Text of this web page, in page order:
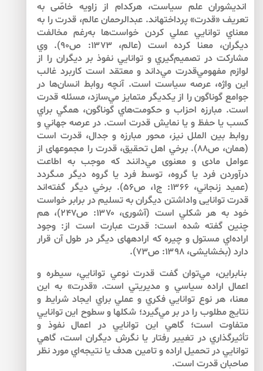
انديشوران علم سياست، هركدام از زاويه خاصّى به
‌تعريف «قدرت» پرداخته‏اند. عبدالرحمان عالم، قدرت را به
‌معناي توانايي عملي كردن خواست‌ها به‌رغم مخالفت
ديگران، معنا كرده است (عالم، ۱۳۷۳: ص۹۰). وي
مشاركت در تصميم‌گيري و توانايي نفوذ بر ديگران را از
لوازم مفهومي‌قدرت مي‌داند و معتقد است كاربرد غالب
اين واژه، عرصه سياست است. آنچه روابط انسان‌ها در
جوامع گوناگون را از يكديگر متمايز مي‌سازد، مسئله قدرت
است. مبارزه احزاب و حكومت‌هاي گوناگون، همگي براي
كسب يا حفظ و يا نمايش قدرت است. در عرصه جهاني و
روابط بين الملل نيز، محور مبارزه و جدال، قدرت است
(همان، ص۸۸). برخي اهل تحقيق، قدرت را مجموعه‏اى از
عوامل مادى و معنوى مي‌دانند كه موجب به ‌‏اطاعت
درآوردن فرد يا گروه، توسط فرد يا گروه ديگر مى‏گردد
(عميد زنجاني، ۱۳۶۶: ج۱، ص۵۶). برخي ديگر گفته‌اند
قدرت توانايى واداشتن ديگران به ‌تسليم در برابر خواست
خود به ‌هر شكلي است (آشورى، ۱۳۷۰: ص۲۴۷)، هم
چنين گفته شده است: قدرت عبارت است از: وجود
اراده‌اي مستول و چيره كه اراده‏هاى ديگر در طول آن قرار
دارد (بخشايشى، ۱۳۹۸: ص۷۳).
بنابراين، مي‌توان گفت قدرت نوعي توانايي، سيطره و
اعمال اراده سياسي و مديريتي است. «قدرت» به ‌اين
معنا، هر نوع توانايي فكري و عملي براي ايجاد شرايط و
نتايج مطلوب را در بر مي‌گيرد؛ شكل‏ها و سطوح اين توانايي
متفاوت است؛ گاهي اين توانايي در اعمال نفوذ و
تأثيرگذاري در تغيير رفتار يا نگرش ديگران است، گاهي
توانايي در تحميل اراده و تامين هدف يا نتيجه‌‌اي مورد نظر
صاحبان قدرت است.